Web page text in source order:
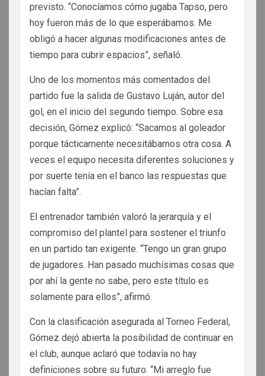
previsto. “Conocíamos cómo jugaba Tapso, pero
hoy fueron más de lo que esperábamos. Me
obligó a hacer algunas modificaciones antes de
tiempo para cubrir espacios”, señaló.
Uno de los momentos más comentados del
partido fue la salida de Gustavo Luján, autor del
gol, en el inicio del segundo tiempo. Sobre esa
decisión, Gómez explicó: “Sacamos al goleador
porque tácticamente necesitábamos otra cosa. A
veces el equipo necesita diferentes soluciones y
por suerte tenía en el banco las respuestas que
hacían falta”.
El entrenador también valoró la jerarquía y el
compromiso del plantel para sostener el triunfo
en un partido tan exigente. “Tengo un gran grupo
de jugadores. Han pasado muchísimas cosas que
por ahí la gente no sabe, pero este título es
solamente para ellos”, afirmó.
Con la clasificación asegurada al Torneo Federal,
Gómez dejó abierta la posibilidad de continuar en
el club, aunque aclaró que todavía no hay
definiciones sobre su futuro. “Mi arreglo fue